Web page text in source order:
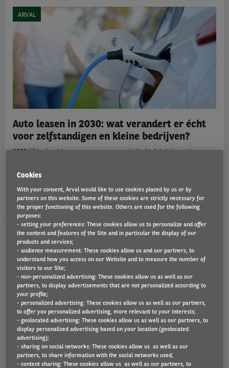
ARVAL
Auto leasen in 2030: wat verandert er écht
voor zelfstandigen en kleine bedrijven?
2030 lijkt misschien nog ver weg, maar wie denkt dat de impact pas
veranderen nu al. En wie vandaag niet vooruit plant, loopt straks tegen
do 06/08/26
ARVAL
Whiteboard: hoe werkt leasing particulier
Cookies
With your consent, Arval would like to use cookies placed by us or by
partners on this website. Some of these cookies are strictly necessary for
the proper functioning of this website. Others are used for the following
purposes:
- setting your preferences: These cookies allow us to personalize and offer
the content and features of the Site and in particular the display of our
products and services;
- audience measurement: These cookies allow us and our partners, to
understand how you access on our Website and to measure the number of
visitors to our Site;
- non-personalized advertising: These cookies allow us as well as our
partners, to display advertisements that are not personalized according to
your profile;
- personalized advertising: These cookies allow us as well as our partners,
to offer you personalized advertising, more relevant to your interests;
- geolocated advertising: These cookies allow us as well as our partners, to
display personalized advertising based on your location (geolocated
advertising);
- sharing on social networks: These cookies allow us as well as our
partners, to share information with the social networks used;
- content sharing: These cookies allow us as well as our partners, to